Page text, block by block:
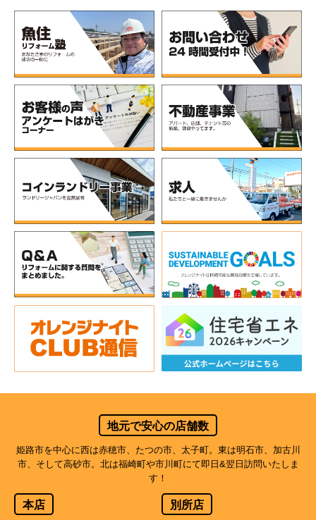
地元で安心の店舗数
姫路市を中心に西は赤穂市、たつの市、太子町。東は明石市、加古川
市、そして高砂市。北は福崎町や市川町にて即日&翌日訪問いたしま
す！
本店 別所店